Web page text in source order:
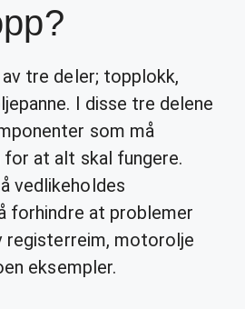
tre deler; topplokk,
I disse tre delene
som må
for at alt skal fungere.
vedlikeholdes
forhindre at problemer
registerreim, motorolje
eksempler.